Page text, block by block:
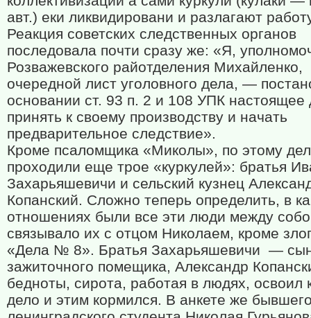
авт.) еки ликвидировани и разлагают
Реакция советских следственных органов
последовала почти сразу же: «Я,
Розважевского райотделения Михайленко,
очередной лист уголовного дела, —
основании ст. 93 п. 2 и 108 УПК настоящее
принять к своему производству и начать
предварительное следствие».
Кроме псаломщика «Миколы», по этому
проходили еще трое «куркулей»: братья
Захарьяшевичи и сельский кузнец
Копанский. Сложно теперь определить, в
отношениях были все эти люди между
связывало их с отцом Николаем, кроме
«Дела № 8». Братья Захарьяшевичи —
зажиточного помещика, Александр
бедноты, сирота, работая в людях, освоил
дело и этим кормился. В анкете же